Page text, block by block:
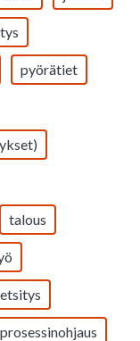
pyörätiet
talous
prosessinohjaus